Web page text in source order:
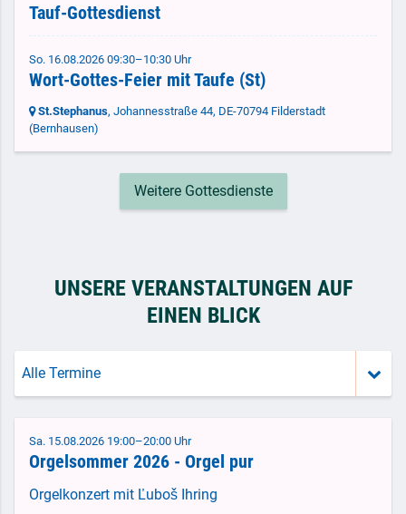
Tauf-Gottesdienst
So. 16.08.2026 09:30–10:30 Uhr
Wort-Gottes-Feier mit Taufe (St)
St.Stephanus, Johannesstraße 44, DE-70794 Filderstadt
(Bernhausen)
Weitere Gottesdienste
UNSERE VERANSTALTUNGEN AUF
EINEN BLICK
Alle Termine
Sa. 15.08.2026 19:00–20:00 Uhr
Orgelsommer 2026 - Orgel pur
Orgelkonzert mit Ľuboš Ihring